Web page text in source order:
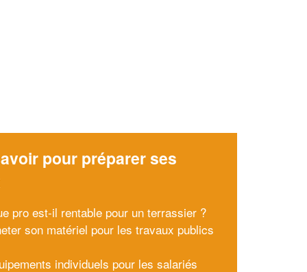
pour préparer ses
pro est-il rentable pour un terrassier ?
son matériel pour les travaux publics
individuels pour les salariés